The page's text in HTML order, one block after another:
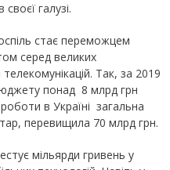
галузі.
стає переможцем
серед великих
телекомунікацій. Так, за 2019
понад 8 млрд грн
в Україні загальна
перевищила 70 млрд грн.
мільярди гривень у